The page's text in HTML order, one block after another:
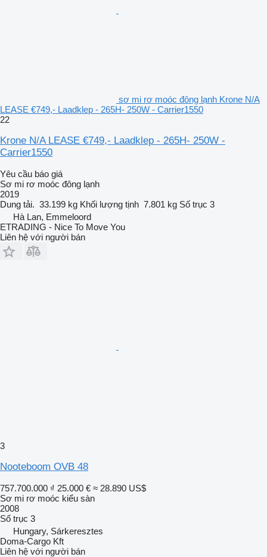
sơ mi rơ moóc đông lạnh Krone N/A
LEASE €749,- Laadklep - 265H- 250W - Carrier1550
22
Krone N/A LEASE €749,- Laadklep - 265H- 250W -
Carrier1550
Yêu cầu báo giá
Sơ mi rơ moóc đông lạnh
2019
Dung tải. 33.199 kg Khối lượng tịnh 7.801 kg Số trục 3
Hà Lan, Emmeloord
ETRADING - Nice To Move You
Liên hệ với người bán
3
Nooteboom OVB 48
757.700.000 ₫ 25.000 € ≈ 28.890 US$
Sơ mi rơ moóc kiểu sàn
2008
Số trục 3
Hungary, Sárkeresztes
Doma-Cargo Kft
Liên hệ với người bán